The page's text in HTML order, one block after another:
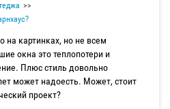
на картинках, но не всем
окна это теплопотери и
Плюс стиль довольно
может надоесть. Может, стоит
проект?